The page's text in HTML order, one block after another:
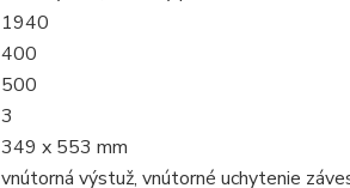
1940
400
500
3
349 x 553 mm
vnútorná výstuž, vnútorné uchytenie